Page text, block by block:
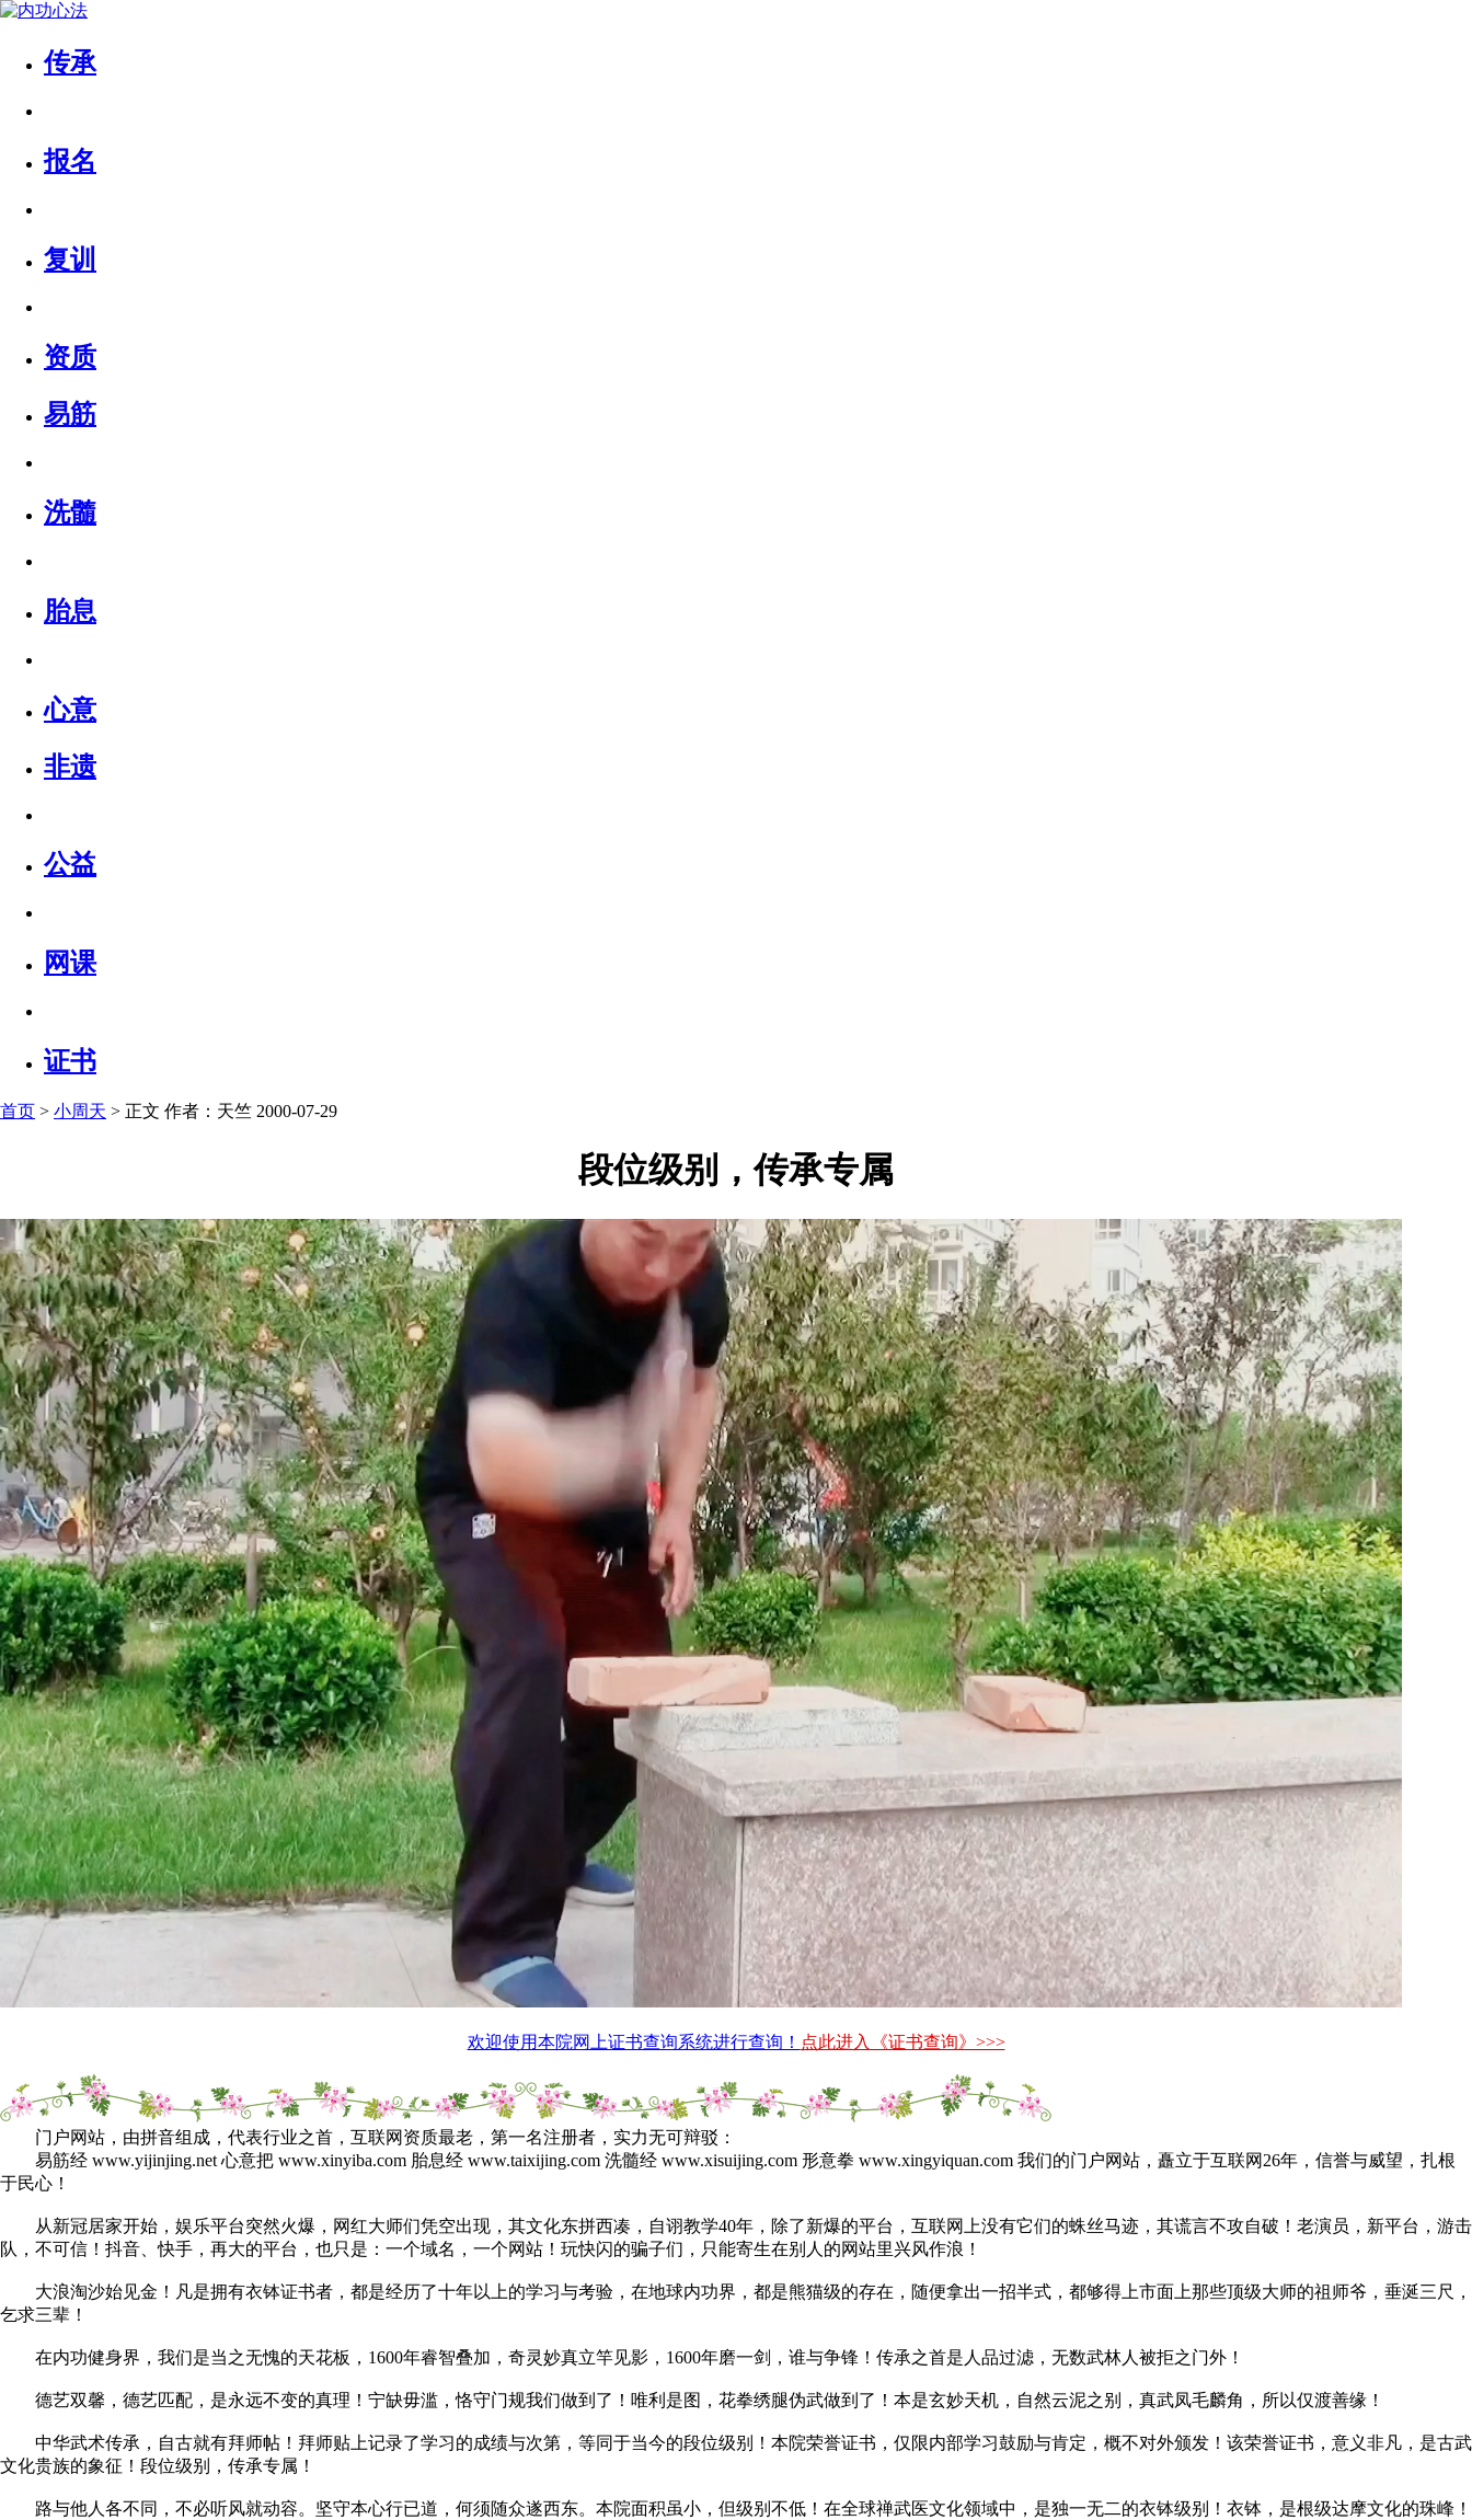
传承
报名
复训
资质
易筋
洗髓
胎息
心意
非遗
公益
网课
证书
首页 > 小周天 > 正文 作者：天竺 2000-07-29
段位级别，传承专属
欢迎使用本院网上证书查询系统进行查询！ 点此进入《证书查询》>>>
门户网站，由拼音组成，代表行业之首，互联网资质最老，第一名注册者，实力无可辩驳：
易筋经 www.yijinjing.net 心意把 www.xinyiba.com 胎息经 www.taixijing.com 洗髓经 www.xisuijing.com 形意拳 www.xingyiquan.com 我们的门户网站，矗立于互联网26年，信誉与威望，扎根
于民心！
从新冠居家开始，娱乐平台突然火爆，网红大师们凭空出现，其文化东拼西凑，自诩教学40年，除了新爆的平台，互联网上没有它们的蛛丝马迹，其谎言不攻自破！老演员，新平台，游击
队，不可信！抖音、快手，再大的平台，也只是：一个域名，一个网站！玩快闪的骗子们，只能寄生在别人的网站里兴风作浪！
大浪淘沙始见金！凡是拥有衣钵证书者，都是经历了十年以上的学习与考验，在地球内功界，都是熊猫级的存在，随便拿出一招半式，都够得上市面上那些顶级大师的祖师爷，垂涎三尺，
乞求三辈！
在内功健身界，我们是当之无愧的天花板，1600年睿智叠加，奇灵妙真立竿见影，1600年磨一剑，谁与争锋！传承之首是人品过滤，无数武林人被拒之门外！
德艺双馨，德艺匹配，是永远不变的真理！宁缺毋滥，恪守门规我们做到了！唯利是图，花拳绣腿伪武做到了！本是玄妙天机，自然云泥之别，真武凤毛麟角，所以仅渡善缘！
中华武术传承，自古就有拜师帖！拜师贴上记录了学习的成绩与次第，等同于当今的段位级别！本院荣誉证书，仅限内部学习鼓励与肯定，概不对外颁发！该荣誉证书，意义非凡，是古武
文化贵族的象征！段位级别，传承专属！
路与他人各不同，不必听风就动容。坚守本心行已道，何须随众遂西东。本院面积虽小，但级别不低！在全球禅武医文化领域中，是独一无二的衣钵级别！衣钵，是根级达摩文化的珠峰！